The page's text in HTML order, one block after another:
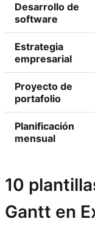
Desarrollo de
software
Estrategia
empresarial
Proyecto de
portafolio
Planificación
mensual
10
Gantt en